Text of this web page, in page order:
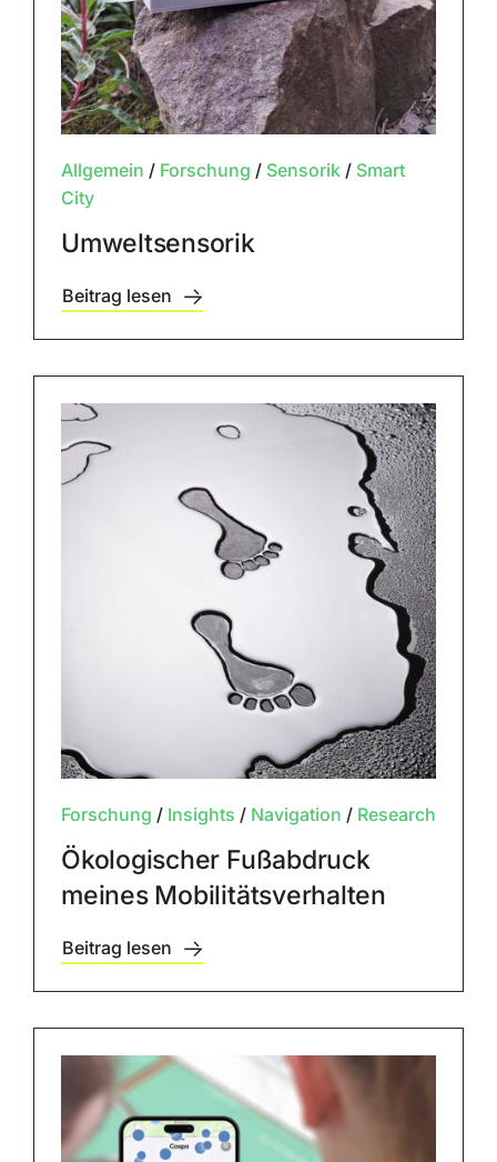
Allgemein / Forschung / Sensorik/ Smart
City
Umweltsensorik
Beitrag lesen
Forschung / Insights / Navigation / Research
Ökologischer Fußabdruck
meines Mobilitätsverhalten
Beitrag lesen